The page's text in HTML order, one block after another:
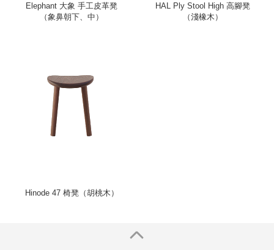
Elephant 大象 手工皮革凳
（象鼻朝下、中）
HAL Ply Stool High 高腳凳
（淺橡木）
Hinode 47 椅凳（胡桃木）